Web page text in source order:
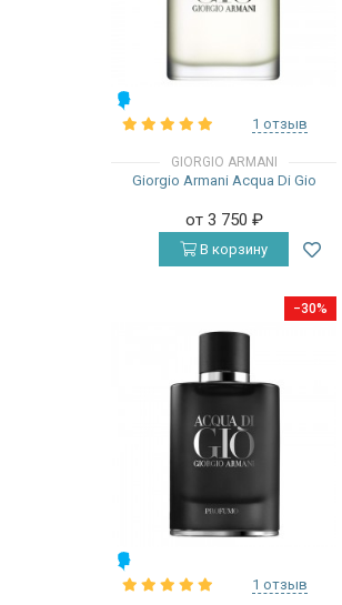
1 отзыв
GIORGIO ARMANI
Giorgio Armani Acqua Di Gio
от 3 750 ₽
В корзину
−30%
1 отзыв